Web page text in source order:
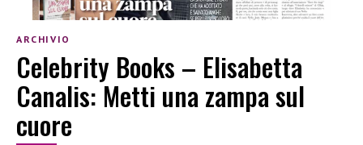
ARCHIVIO
Celebrity Books – Elisabetta
Canalis: Metti una zampa sul
cuore